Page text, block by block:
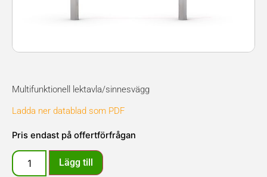
Multifunktionell lektavla/sinnesvägg
Ladda ner datablad som PDF
Pris endast på offertförfrågan
Lägg till